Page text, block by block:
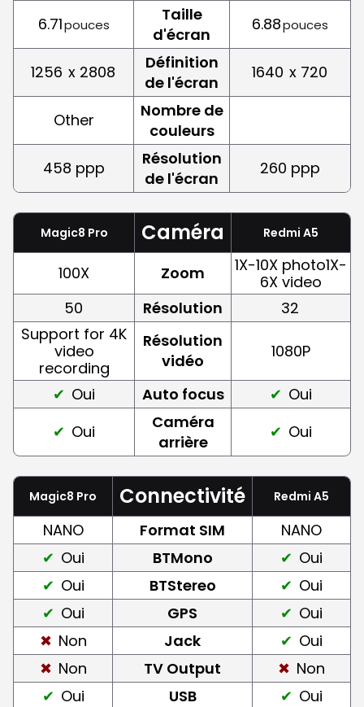
6.71pouces
Taille
d'écran
6.88pouces
1256 x 2808
Définition
de l'écran
1640 x 720
Other
Nombre de
couleurs
458 ppp
Résolution
de l'écran
260 ppp
Magic8 Pro Caméra Redmi A5
100X Zoom
1X-10X photo1X-
6X video
50
Résolution
32
Support for 4K
video
recording
Résolution
vidéo
1080P
Oui Auto focus
Oui
Oui
Caméra
arrière
Oui
Magic8 Pro Connectivité Redmi A5
NANO Format SIM
NANO
Oui
BTMono
Oui
Oui
BTStereo
Oui
Oui
GPS
Oui
Non
Jack
Oui
Non
TV Output
Non
Oui
USB
Oui